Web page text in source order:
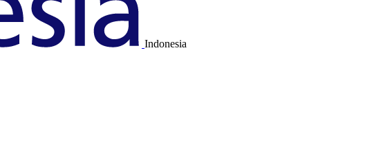
Indonesia